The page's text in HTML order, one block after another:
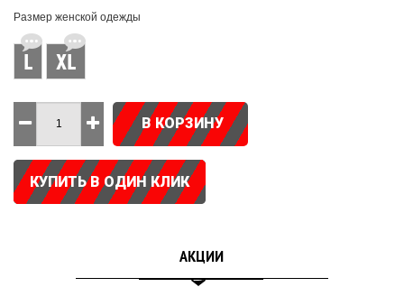
Размер женской одежды
L XL
В КОРЗИНУ
КУПИТЬ В ОДИН КЛИК
АКЦИИ